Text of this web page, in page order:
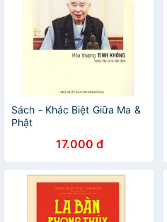
Sách - Khác Biệt Giữa Ma &
Phật
17.000 đ